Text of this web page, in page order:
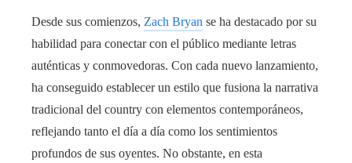
Desde sus comienzos, Zach Bryan se ha destacado por su
habilidad para conectar con el público mediante letras
auténticas y conmovedoras. Con cada nuevo lanzamiento,
ha conseguido establecer un estilo que fusiona la narrativa
tradicional del country con elementos contemporáneos,
reflejando tanto el día a día como los sentimientos
profundos de sus oyentes. No obstante, en esta